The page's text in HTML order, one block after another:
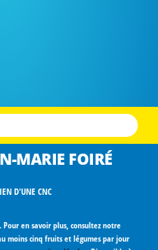
MARIE FOIRÉ
D'UNE CNC
en savoir plus, consultez notre
moins cinq fruits et légumes par jour